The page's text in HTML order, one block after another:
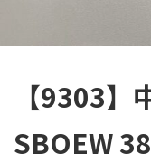
【9303
SBOEW